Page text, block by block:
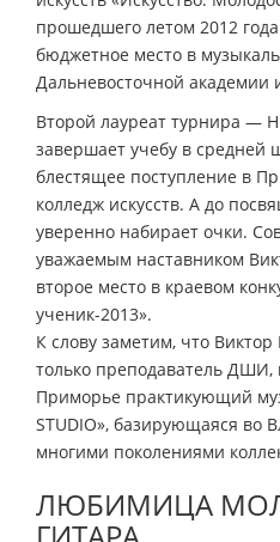
прошедшего летом 2012
бюджетное место в
Дальневосточной академии
Второй лауреат турнира —
завершает учебу в средней
блестящее поступление в
колледж искусств. А до
уверенно набирает очки.
уважаемым наставником
второе место в краевом
ученик-2013».
К слову заметим, что
только преподаватель
Приморье практикующий
STUDIO», базирующаяся во
многими поколениями
ЛЮБИМИЦА